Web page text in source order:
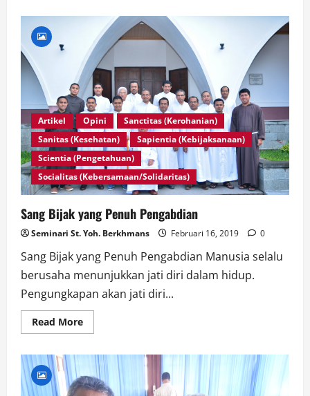
‘Gerakan
Siswa
Menulis’
di
Seminari
Mataloko
Artikel Opini
Sanctitas (Kerohanian)
Sanitas (Kesehatan)
Sapientia (Kebijaksanaan)
Scientia (Pengetahuan)
Socialitas (Kebersamaan/Solidaritas)
Sang Bijak yang Penuh Pengabdian
Seminari St. Yoh. Berkhmans Februari 16, 2019 0
Sang Bijak yang Penuh Pengabdian Manusia selalu
berusaha menunjukkan jati diri dalam hidup.
Pengungkapan akan jati diri...
Read MoreRead
more
Bijak
yang
Penuh
Pengabdian